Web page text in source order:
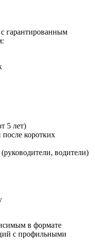
гарантированным
5 лет)
коротких
водители)
в формате
с профильными